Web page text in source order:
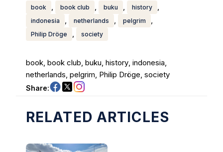
book
, book club , buku , history ,
indonesia , netherlands , pelgrim ,
Philip Dröge , society
book, book club, buku, history, indonesia,
netherlands, pelgrim, Philip Dröge, society
Share:
RELATED ARTICLES